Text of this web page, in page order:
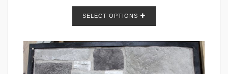
SELECT OPTIONS